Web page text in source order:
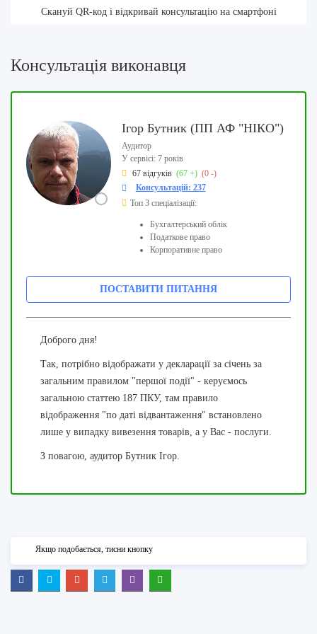
Скануй QR-код і відкривай консультацію на смартфоні
Консультація виконавця
Ігор Бутник (ПП АФ "НІКО")
Аудитор
У сервісі: 7 років
67 відгуків (67 +) (0 -)
Консультацій: 237
Топ 3 спеціалізації:
Бухгалтерський облік
Податкове право
Корпоративне право
ПОСТАВИТИ ПИТАННЯ
Доброго дня!
Так, потрібно відображати у декларації за січень за
загальним правилом "першої події" - керуємось
загальною статтею 187 ПКУ, там правило
відображення "по даті відвантаження" встановлено
лише у випадку вивезення товарів, а у Вас - послуги.
З повагою, аудитор Бутник Ігор.
Якщо подобається, тисни кнопку